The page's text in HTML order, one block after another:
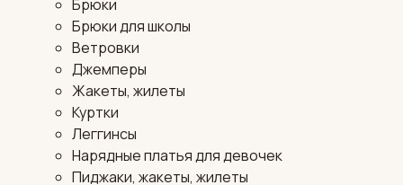
Брюки
Брюки для школы
Ветровки
Джемперы
Жакеты, жилеты
Куртки
Леггинсы
Нарядные платья для девочек
Пиджаки, жакеты, жилеты